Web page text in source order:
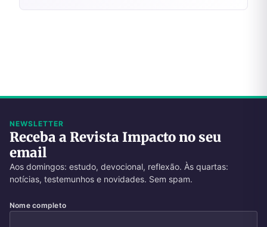
NEWSLETTER
Receba a Revista Impacto no seu
email
Aos domingos: estudo, devocional, reflexão. Às quartas:
notícias, testemunhos e novidades. Sem spam.
Nome completo